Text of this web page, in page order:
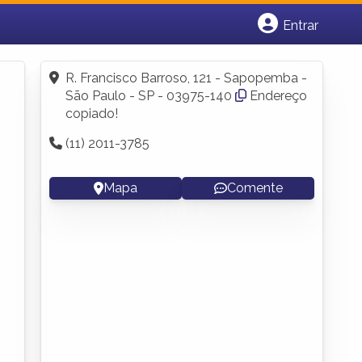
Entrar
Fazer login
Criar conta
R. Francisco Barroso, 121 - Sapopemba -
São Paulo - SP - 03975-140
Endereço
copiado!
(11) 2011-3785
Mapa Comente